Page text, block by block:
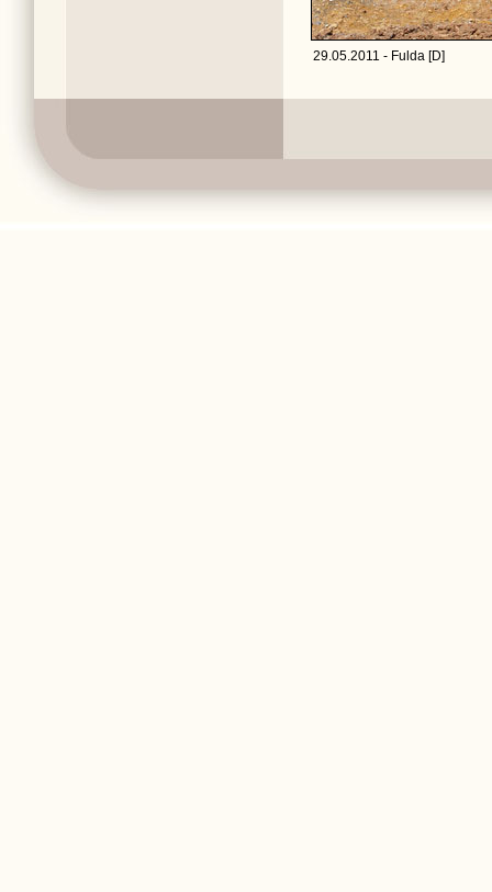
29.05.2011 - Fulda [D]